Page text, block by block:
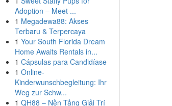
Adoption – Meet ...
1 Megadewa88: Akses
Terbaru & Terpercaya
1 Your South Florida Dream
Home Awaits Rentals in...
1 Cápsulas para Candidíase
1 Online-
Kinderwunschbegleitung: Ihr
Weg zur Schw...
1 QH88 – Nền Tảng Giải Trí